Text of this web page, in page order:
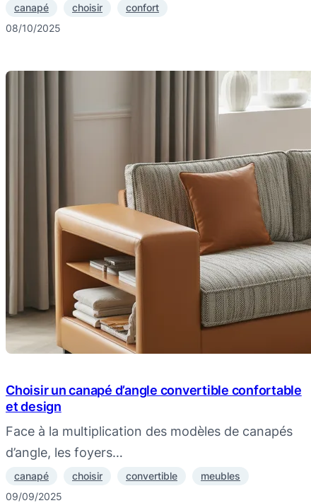
canapé choisir
confort
08/10/2025
Choisir un canapé d’angle convertible confortable
et design
Face à la multiplication des modèles de canapés
d’angle, les foyers…
canapé choisir convertible
meubles
09/09/2025